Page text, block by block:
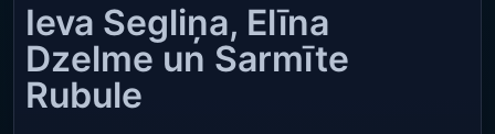
Ieva Segliņa, Elīna
Dzelme un Sarmīte
Rubule